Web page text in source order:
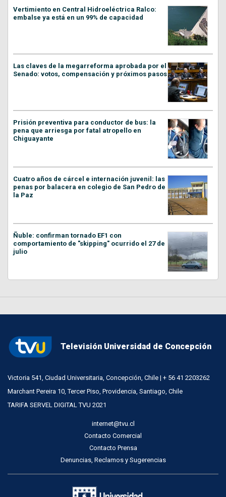
Vertimiento en Central Hidroeléctrica Ralco:
embalse ya está en un 99% de capacidad
Las claves de la megarreforma aprobada por el
Senado: votos, compensación y próximos pasos
Prisión preventiva para conductor de bus: la
pena que arriesga por fatal atropello en
Chiguayante
Cuatro años de cárcel e internación juvenil: las
penas por balacera en colegio de San Pedro de
la Paz
Ñuble: confirman tornado EF1 con
comportamiento de "skipping" ocurrido el 27 de
julio
Televisión Universidad de Concepción
Victoria 541, Ciudad Universitaria, Concepción, Chile | + 56 41 2203262
Marchant Pereira 10, Tercer Piso, Providencia, Santiago, Chile
TARIFA SERVEL DIGITAL TVU 2021
internet@tvu.cl
Contacto Comercial
Contacto Prensa
Denuncias, Reclamos y Sugerencias